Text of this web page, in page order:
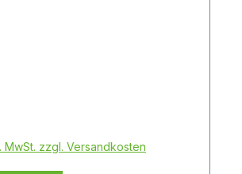
zzgl. Versandkosten